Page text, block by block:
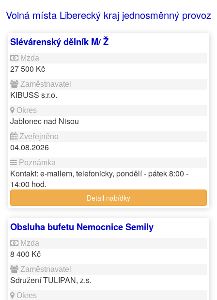
Volná místa Liberecký kraj jednosměnný provoz
Slévárenský dělník M/ Ž
27 500 Kč
KIBUSS s.r.o.
Jablonec nad Nisou
04.08.2026
Kontakt: e-mailem, telefonicky, pondělí - pátek 8:00 -
14:00 hod.
Detail nabídky
Obsluha bufetu Nemocnice Semily
8 400 Kč
Sdružení TULIPAN, z.s.